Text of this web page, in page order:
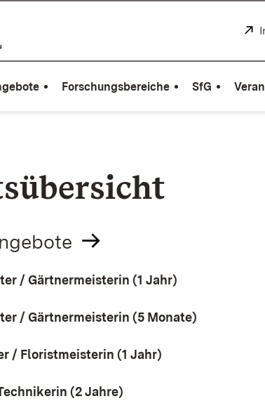
Forschungsbereiche SfG
/ Gärtnermeisterin (1 Jahr)
/ Gärtnermeisterin (5 Monate)
/ Floristmeisterin (1 Jahr)
(2 Jahre)